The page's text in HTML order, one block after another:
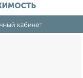
кабинет